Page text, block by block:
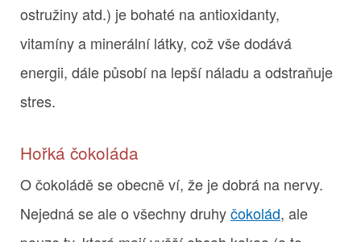
ostružiny atd.) je bohaté na antioxidanty,
vitamíny a minerální látky, což vše dodává
energii, dále působí na lepší náladu a odstraňuje
stres.
Hořká čokoláda
O čokoládě se obecně ví, že je dobrá na nervy.
Nejedná se ale o všechny druhyčokolád, ale